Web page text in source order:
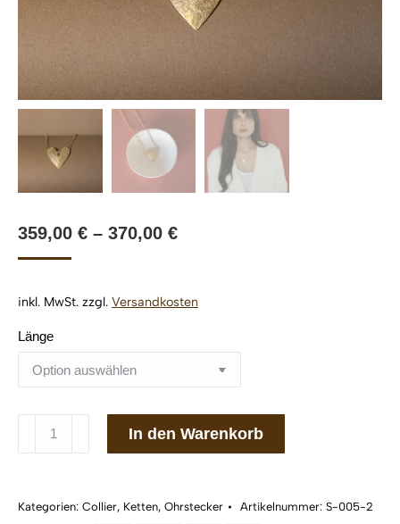
359,00 € – 370,00 €
inkl. MwSt. zzgl. Versandkosten
Länge
Collier
Silber
In den Warenkorb
Kategorien: Collier, Ketten, Ohrstecker Artikelnummer: S-005-2